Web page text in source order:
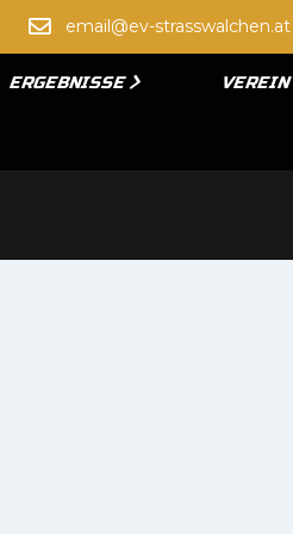
email@ev-strasswalchen.at
ERGEBNISSE VEREIN